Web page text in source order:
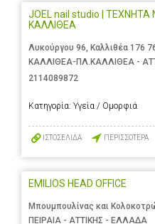
JOEL nail studio | ΤΕΧΝΗΤΑ
ΚΑΛΛΙΘΕΑ
Λυκούργου 96, Καλλιθέα 176
ΚΑΛΛΙΘΕΑ-ΠΛ.ΚΑΛΛΙΘΕΑ -
2114089872
Κατηγορία: Υγεία / Ομορφιά
ΙΣΤΟΣΕΛΙΔΑ ΠΕΡΙΣΣΟΤΕΡΑ
EMILIOS HEAD OFFICE
Μπουμπουλίνας και
ΠΕΙΡΑΙΑ - ΑΤΤΙΚΗΣ - ΕΛΛΑΔΑ